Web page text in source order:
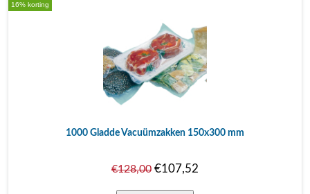
16% korting
1000 Gladde Vacuümzakken 150x300 mm
€128,00 €107,52